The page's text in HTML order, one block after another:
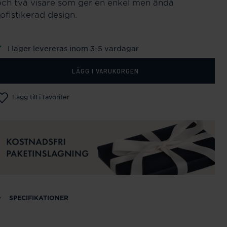
två visare som ger en enkel men ändå
design.
I lager levereras inom 3-5 vardagar
LÄGG I VARUKORGEN
Lägg till i favoriter
SPECIFIKATIONER